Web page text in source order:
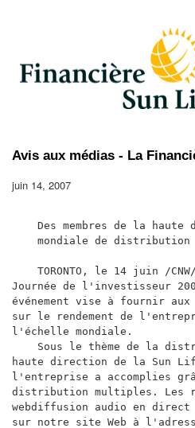
Avis aux médias - La
juin 14, 2007
Des membres de la haute
    mondiale de distribution
TORONTO, le 14 juin /
Journée de l'investisseur
événement vise à fournir
sur le rendement de
l'échelle mondiale.
Sous le thème de la
haute direction de la Sun
l'entreprise a accomplies
distribution multiples. Les
webdiffusion audio en
sur notre site Web à